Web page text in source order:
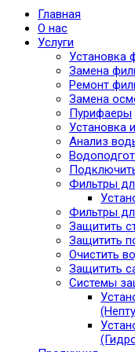
Главная
О нас
Услуги
Установка
Замена
Ремонт
Замена
Пурифаеры
Установка
Анализ
Фильтры
Фильтры
Защитить
Защитить
Очистить
Защитить
Системы